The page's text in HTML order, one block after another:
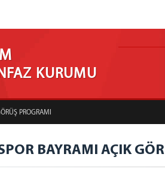
KURUMU
PROGRAMI
BAYRAMI AÇIK